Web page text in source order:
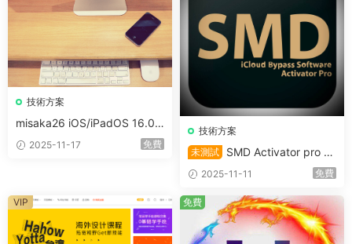
技術方案
misaka26 iOS/iPadOS 16.0 –
26.1，終極自定義工具發布
2025-11-17 免費
技術方案
未測試
SMD Activator pro 繞
過icloud适用于A12+的 iPhon
e/iPad支持iOS18 無信号
2025-11-11 免費
VIP 免費